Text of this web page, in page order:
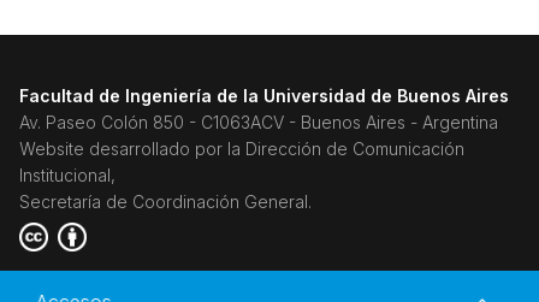
Facultad de Ingeniería de la Universidad de Buenos Aires
Av. Paseo Colón 850 - C1063ACV - Buenos Aires - Argentina
Website desarrollado por la Dirección de Comunicación
Institucional,
Secretaría de Coordinación General.